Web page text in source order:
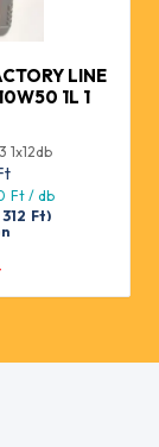
LINE
1L 1
1x12db
Ft / db
Ft)